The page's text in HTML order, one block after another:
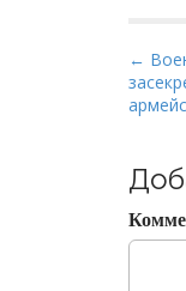
P
o
s
n
a
v
←